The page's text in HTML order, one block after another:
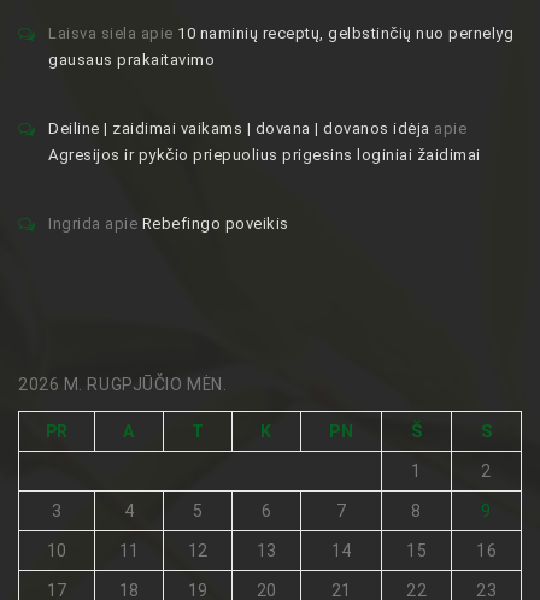
Laisva siela apie 10 naminių receptų, gelbstinčių nuo pernelyg
gausaus prakaitavimo
Deiline | zaidimai vaikams | dovana | dovanos idėja apie
Agresijos ir pykčio priepuolius prigesins loginiai žaidimai
Ingrida apie Rebefingo poveikis
2026 M. RUGPJŪČIO MĖN.
PR A T K PN Š S
1 2
3 4 5 6 7 8 9
10 11 12 13 14 15 16
17 18 19 20 21 22 23